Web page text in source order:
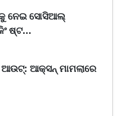
ନେଇ ସୋସିଆଲ୍
ଷ୍ଟ...
ଆକ୍ସନ୍ ମାମଲାରେ